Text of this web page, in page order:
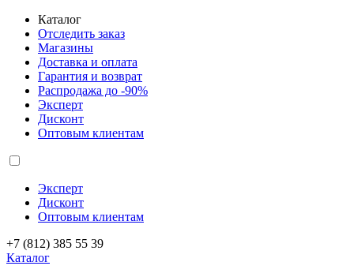
Каталог
Отследить заказ
Магазины
Доставка и оплата
Гарантия и возврат
Распродажа до -90%
Эксперт
Дисконт
Оптовым клиентам
Эксперт
Дисконт
Оптовым клиентам
+7 (812) 385 55 39
Каталог